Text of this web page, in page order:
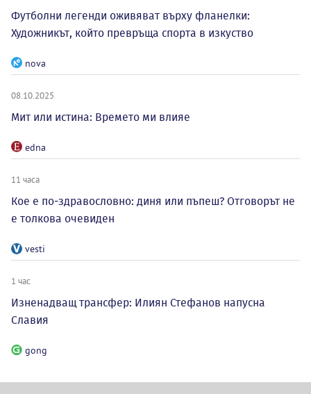
Футболни легенди оживяват върху фланелки:
Художникът, който превръща спорта в изкуство
nova
08.10.2025
Мит или истина: Времето ми влияе
edna
11 часа
Кое е по-здравословно: диня или пъпеш? Отговорът не
е толкова очевиден
vesti
1 час
Изненадващ трансфер: Илиян Стефанов напусна
Славия
gong